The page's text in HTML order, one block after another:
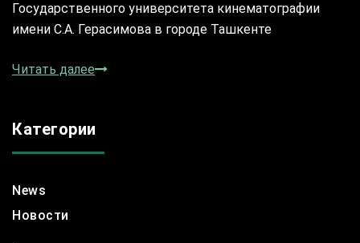
Государственного университета кинематографии
имени С.А. Герасимова в городе Ташкенте
Читать далее
Категории
News
Новости